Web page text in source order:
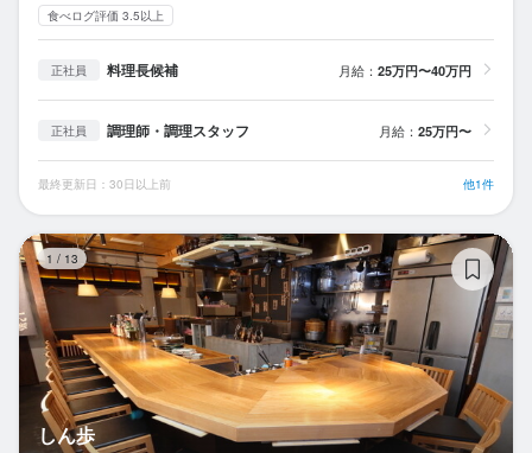
食べログ評価 3.5以上
正社員 料理長候補 月給： 25万円〜40万円
正社員 調理師・調理スタッフ 月給： 25万円〜
最終更新日：30日以上前 他1件
1 / 13
しん歩